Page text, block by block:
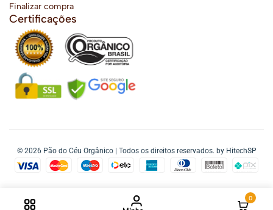
Finalizar compra
Certificações
© 2026 Pão do Céu Orgânico | Todos os direitos reservados. by HitechSP
0